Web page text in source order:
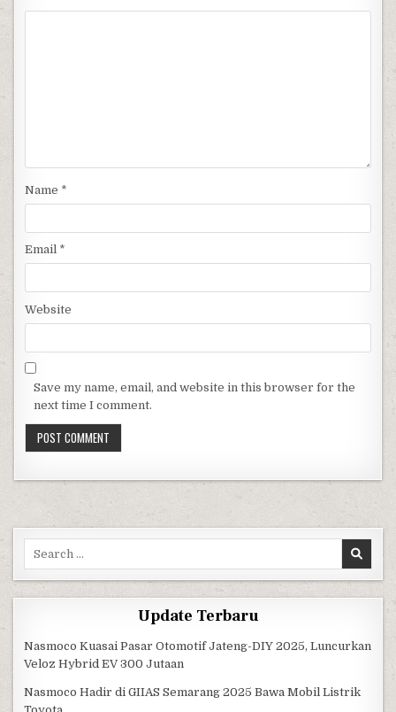
Name *
Email *
Website
Save my name, email, and website in this browser for the
next time I comment.
Update Terbaru
Nasmoco Kuasai Pasar Otomotif Jateng-DIY 2025, Luncurkan
Veloz Hybrid EV 300 Jutaan
Nasmoco Hadir di GIIAS Semarang 2025 Bawa Mobil Listrik